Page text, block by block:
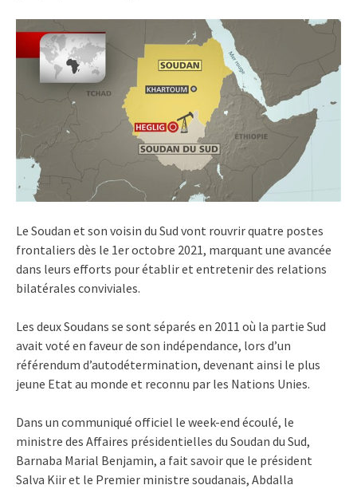
Le Soudan et son voisin du Sud vont rouvrir quatre postes
frontaliers dès le 1er octobre 2021, marquant une avancée
dans leurs efforts pour établir et entretenir des relations
bilatérales conviviales.
Les deux Soudans se sont séparés en 2011 où la partie Sud
avait voté en faveur de son indépendance, lors d’un
référendum d’autodétermination, devenant ainsi le plus
jeune Etat au monde et reconnu par les Nations Unies.
Dans un communiqué officiel le week-end écoulé, le
ministre des Affaires présidentielles du Soudan du Sud,
Barnaba Marial Benjamin, a fait savoir que le président
Salva Kiir et le Premier ministre soudanais, Abdalla